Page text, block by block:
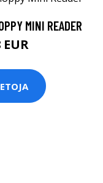
MINI READER
EUR